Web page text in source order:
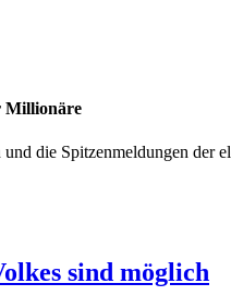
Millionäre
die Spitzenmeldungen der
sind möglich